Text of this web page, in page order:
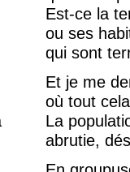
Est-ce la
ou ses
qui sont
Et je me
où tout
La
abrutie,